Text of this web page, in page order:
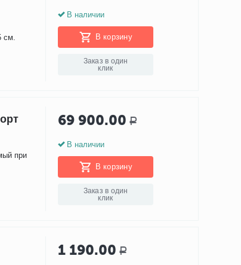
см.
В наличии
В корзину
Заказ в один
клик
при
69 900.00 Р
В наличии
В корзину
Заказ в один
клик
1 190.00 Р